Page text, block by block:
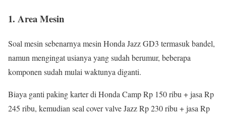
1. Area Mesin
Soal mesin sebenarnya mesin Honda Jazz GD3 termasuk bandel,
namun mengingat usianya yang sudah berumur, beberapa
komponen sudah mulai waktunya diganti.
Biaya ganti paking karter di Honda Camp Rp 150 ribu + jasa Rp
245 ribu, kemudian seal cover valve Jazz Rp 230 ribu + jasa Rp